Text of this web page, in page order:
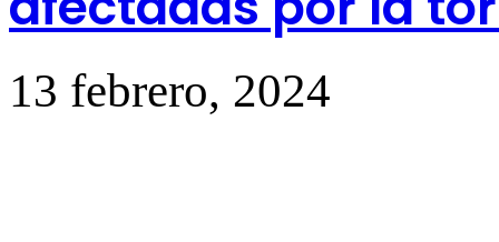
13 febrero, 2024